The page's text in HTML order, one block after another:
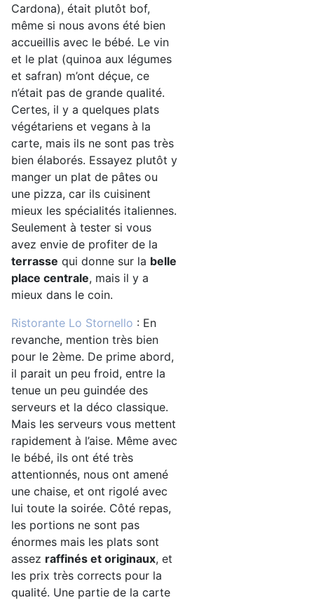
Cardona), était plutôt bof,
même si nous avons été bien
accueillis avec le bébé. Le vin
et le plat (quinoa aux légumes
et safran) m’ont déçue, ce
n’était pas de grande qualité.
Certes, il y a quelques plats
végétariens et vegans à la
carte, mais ils ne sont pas très
bien élaborés. Essayez plutôt y
manger un plat de pâtes ou
une pizza, car ils cuisinent
mieux les spécialités italiennes.
Seulement à tester si vous
avez envie de profiter de la
terrasse qui donne sur la belle
place centrale, mais il y a
mieux dans le coin.
Ristorante Lo Stornello : En
revanche, mention très bien
pour le 2ème. De prime abord,
il parait un peu froid, entre la
tenue un peu guindée des
serveurs et la déco classique.
Mais les serveurs vous mettent
rapidement à l’aise. Même avec
le bébé, ils ont été très
attentionnés, nous ont amené
une chaise, et ont rigolé avec
lui toute la soirée. Côté repas,
les portions ne sont pas
énormes mais les plats sont
assez raffinés et originaux, et
les prix très corrects pour la
qualité. Une partie de la carte